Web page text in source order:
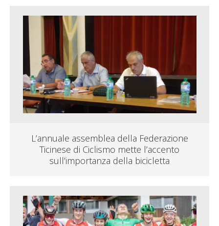
L’annuale assemblea della Federazione
Ticinese di Ciclismo mette l’accento
sull’importanza della bicicletta